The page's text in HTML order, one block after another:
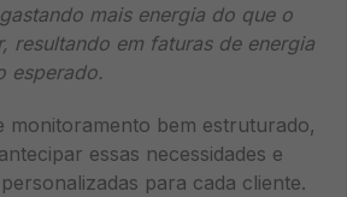
mais energia do que o
resultando em faturas de energia
esperado.
monitoramento bem estruturado,
essas necessidades e
para cada cliente.